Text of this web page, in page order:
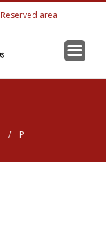
Reserved area
/ P